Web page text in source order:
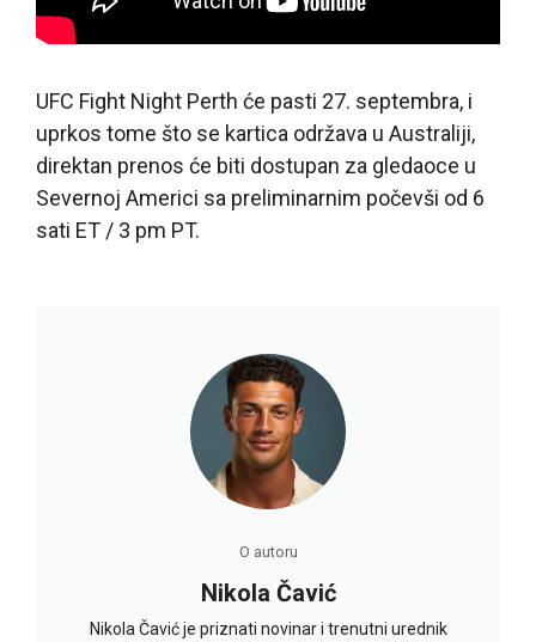
UFC Fight Night Perth će pasti 27. septembra, i
uprkos tome što se kartica održava u Australiji,
direktan prenos će biti dostupan za gledaoce u
Severnoj Americi sa preliminarnim počevši od 6
sati ET / 3 pm PT.
O autoru
Nikola Čavić
Nikola Čavić je priznati novinar i trenutni urednik